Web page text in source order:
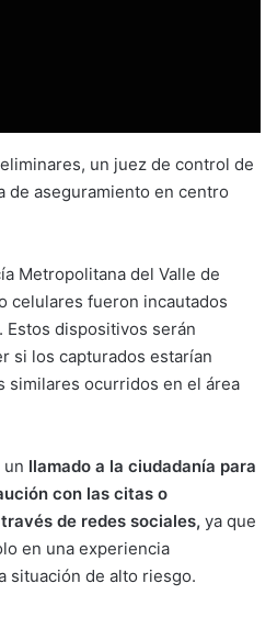
un juez de control de
de aseguramiento en centro
Metropolitana del Valle de
celulares fueron incautados
dispositivos serán
si los capturados estarían
similares ocurridos en el área
un llamado a la ciudadanía para
con las citas o
de redes sociales, ya que
en una experiencia
situación de alto riesgo.